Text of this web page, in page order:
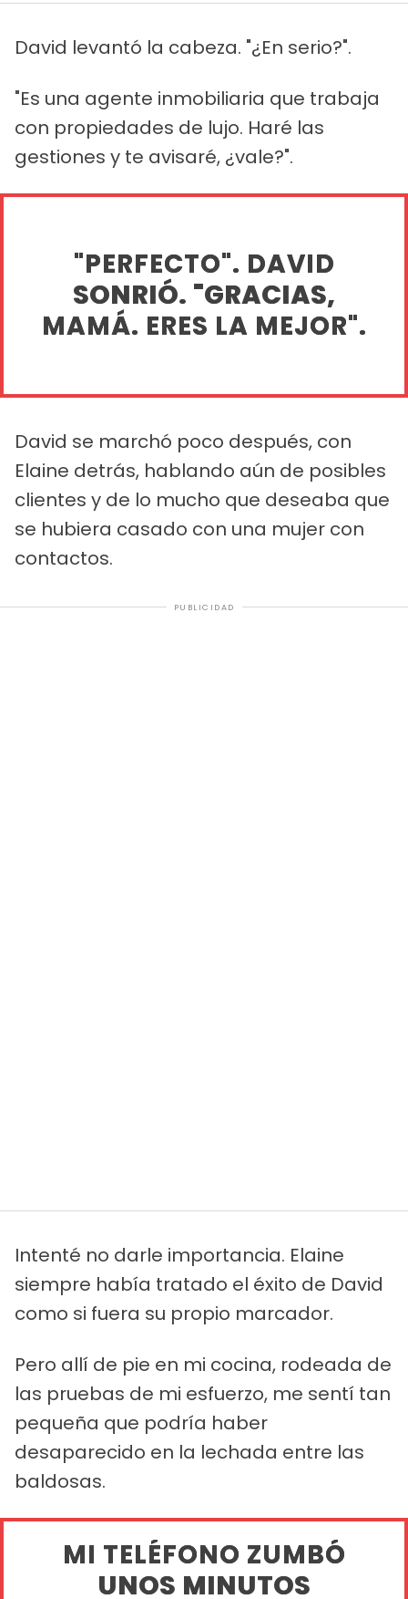
David levantó la cabeza. "¿En serio?".
"Es una agente inmobiliaria que trabaja
con propiedades de lujo. Haré las
gestiones y te avisaré, ¿vale?".
"PERFECTO". DAVID
SONRIÓ. "GRACIAS,
MAMÁ. ERES LA MEJOR".
David se marchó poco después, con
Elaine detrás, hablando aún de posibles
clientes y de lo mucho que deseaba que
se hubiera casado con una mujer con
contactos.
PUBLICIDAD
Intenté no darle importancia. Elaine
siempre había tratado el éxito de David
como si fuera su propio marcador.
Pero allí de pie en mi cocina, rodeada de
las pruebas de mi esfuerzo, me sentí tan
pequeña que podría haber
desaparecido en la lechada entre las
baldosas.
MI TELÉFONO ZUMBÓ
UNOS MINUTOS